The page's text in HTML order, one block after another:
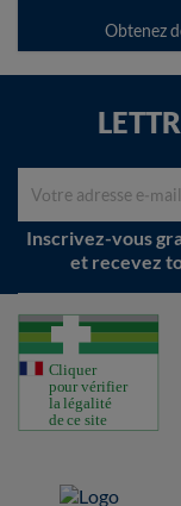
Obtenez
Inscrivez-vous
et recevez